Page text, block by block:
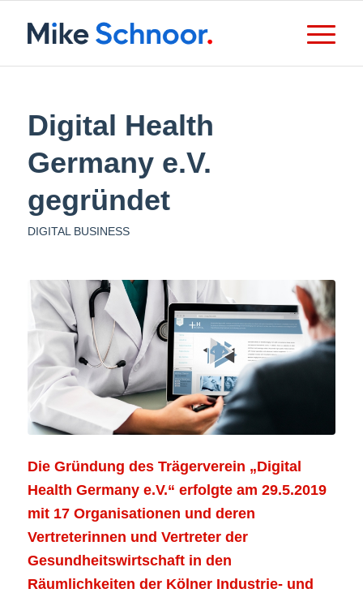
Digital Health
Germany e.V.
gegründet
DIGITAL BUSINESS
Die Gründung des Trägerverein „Digital
Health Germany e.V.“ erfolgte am 29.5.2019
mit 17 Organisationen und deren
Vertreterinnen und Vertreter der
Gesundheitswirtschaft in den
Räumlichkeiten der Kölner Industrie- und